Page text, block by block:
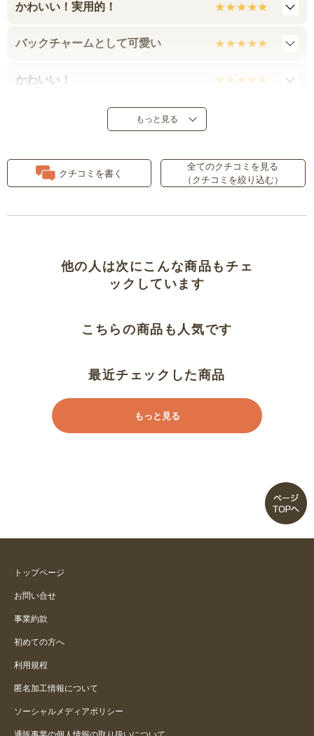
かわいい！実用的！
バックチャームとして可愛い
かわいい！
もっと見る
クチコミを書く
全てのクチコミを見る
（クチコミを絞り込む）
他の人は次にこんな商品もチェ
ックしています
こちらの商品も人気です
最近チェックした商品
もっと見る
トップページ
お問い合せ
事業約款
初めての方へ
利用規程
匿名加工情報について
ソーシャルメディアポリシー